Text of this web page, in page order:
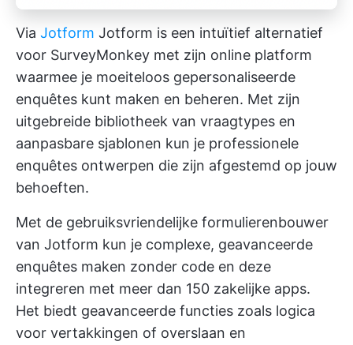
Via Jotform Jotform is een intuïtief alternatief
voor SurveyMonkey met zijn online platform
waarmee je moeiteloos gepersonaliseerde
enquêtes kunt maken en beheren. Met zijn
uitgebreide bibliotheek van vraagtypes en
aanpasbare sjablonen kun je professionele
enquêtes ontwerpen die zijn afgestemd op jouw
behoeften.
Met de gebruiksvriendelijke formulierenbouwer
van Jotform kun je complexe, geavanceerde
enquêtes maken zonder code en deze
integreren met meer dan 150 zakelijke apps.
Het biedt geavanceerde functies zoals logica
voor vertakkingen of overslaan en